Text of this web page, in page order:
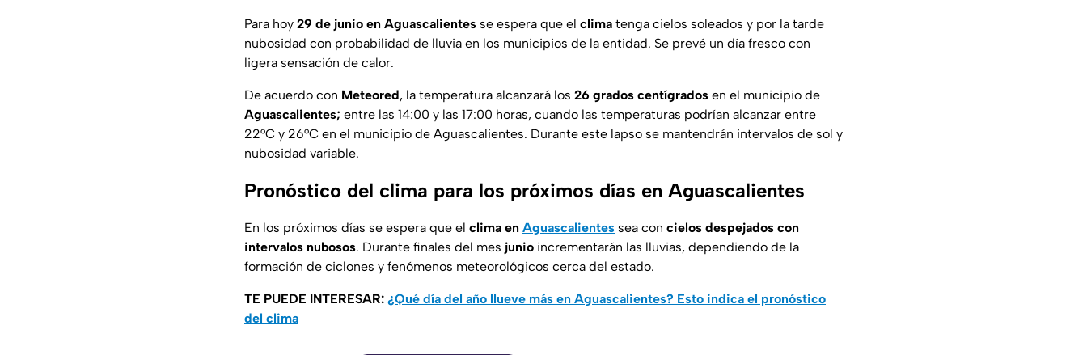
Para hoy 29 de junio en Aguascalientes se espera que el clima tenga cielos soleados y por la tarde
nubosidad con probabilidad de lluvia en los municipios de la entidad. Se prevé un día fresco con
ligera sensación de calor.
De acuerdo con Meteored, la temperatura alcanzará los 26 grados centígrados en el municipio de
Aguascalientes; entre las 14:00 y las 17:00 horas, cuando las temperaturas podrían alcanzar entre
22°C y 26°C en el municipio de Aguascalientes. Durante este lapso se mantendrán intervalos de sol y
nubosidad variable.
Pronóstico del clima para los próximos días en Aguascalientes
En los próximos días se espera que el clima en Aguascalientes sea con cielos despejados con
intervalos nubosos. Durante finales del mes junio incrementarán las lluvias, dependiendo de la
formación de ciclones y fenómenos meteorológicos cerca del estado.
TE PUEDE INTERESAR: ¿Qué día del año llueve más en Aguascalientes? Esto indica el pronóstico
del clima